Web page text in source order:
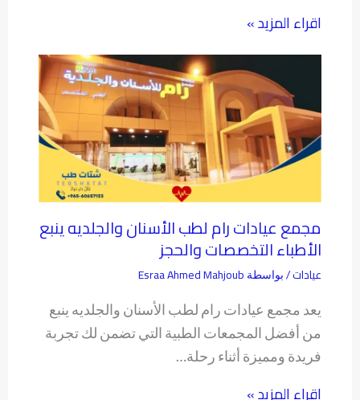
اقراء المزيد »
مجمع عيادات رام لطب الأسنان والجلديه ينبع
الأطباء التخصصات والحجز
عيادات/ بواسطة Esraa Ahmed Mahjoub
يعد مجمع عيادات رام لطب الأسنان والجلديه ينبع
من أفضل المجمعات الطبية التي تضمن لك تجربة
فريدة ومميزة أثناء رحلة…
اقراء المزيد »